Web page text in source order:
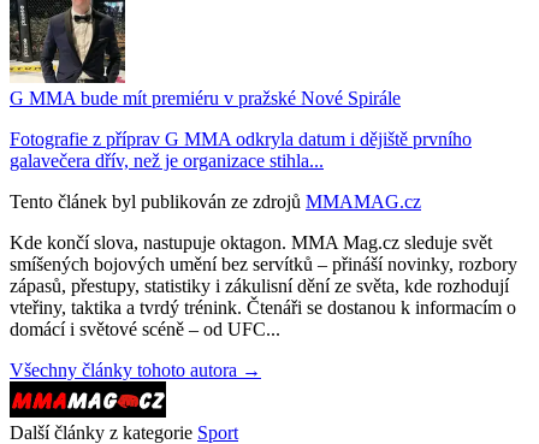
G MMA bude mít premiéru v pražské Nové Spirále
Fotografie z příprav G MMA odkryla datum i dějiště prvního
galavečera dřív, než je organizace stihla...
Tento článek byl publikován ze zdrojů MMAMAG.cz
Kde končí slova, nastupuje oktagon. MMA Mag.cz sleduje svět
smíšených bojových umění bez servítků – přináší novinky, rozbory
zápasů, přestupy, statistiky i zákulisní dění ze světa, kde rozhodují
vteřiny, taktika a tvrdý trénink. Čtenáři se dostanou k informacím o
domácí i světové scéně – od UFC...
Všechny články tohoto autora →
Další články z kategorie Sport